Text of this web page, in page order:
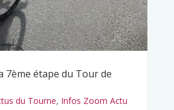
7ème étape du Tour de
du Tourne, Infos Zoom Actu